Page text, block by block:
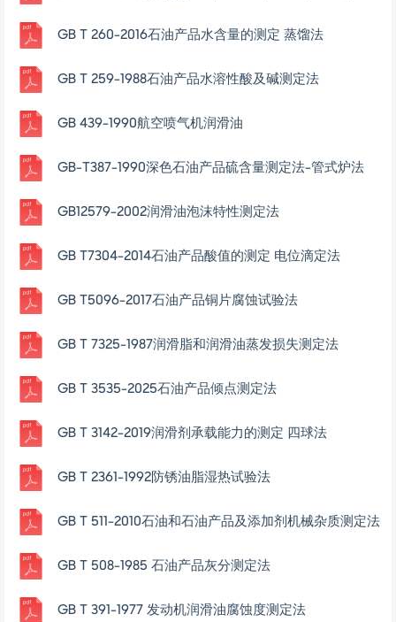
GB T 260-2016石油产品水含量的测定 蒸馏法
GB T 259-1988石油产品水溶性酸及碱测定法
GB 439-1990航空喷气机润滑油
GB-T387-1990深色石油产品硫含量测定法-管式炉法
GB12579-2002润滑油泡沫特性测定法
GB T7304-2014石油产品酸值的测定 电位滴定法
GB T5096-2017石油产品铜片腐蚀试验法
GB T 7325-1987润滑脂和润滑油蒸发损失测定法
GB T 3535-2025石油产品倾点测定法
GB T 3142-2019润滑剂承载能力的测定 四球法
GB T 2361-1992防锈油脂湿热试验法
GB T 511-2010石油和石油产品及添加剂机械杂质测定法
GB T 508-1985 石油产品灰分测定法
GB T 391-1977 发动机润滑油腐蚀度测定法